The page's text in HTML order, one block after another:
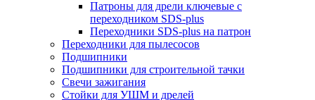
Патроны для дрели ключевые с
переходником SDS-plus
Переходники SDS-plus на патрон
Переходники для пылесосов
Подшипники
Подшипники для строительной тачки
Свечи зажигания
Стойки для УШМ и дрелей